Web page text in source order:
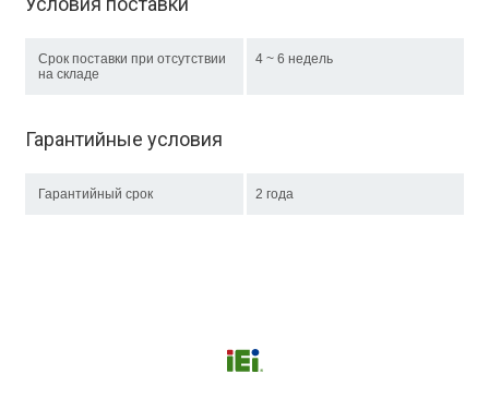
Срок поставки при отсутствии
на складе
4 ~ 6 недель
Гарантийные условия
Гарантийный срок 2 года